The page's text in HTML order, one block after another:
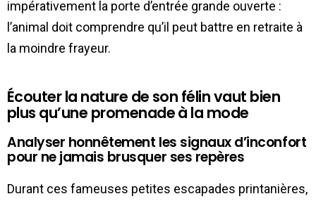
impérativement la porte d’entrée grande ouverte :
l’animal doit comprendre qu’il peut battre en retraite à
la moindre frayeur.
Écouter la nature de son félin vaut bien
plus qu’une promenade à la mode
Analyser honnêtement les signaux d’inconfort
pour ne jamais brusquer ses repères
Durant ces fameuses petites escapades printanières,